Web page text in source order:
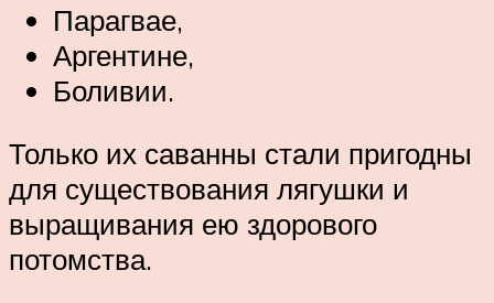
Парагвае,
Аргентине,
Боливии.
Только их саванны стали пригодны
для существования лягушки и
выращивания ею здорового
потомства.